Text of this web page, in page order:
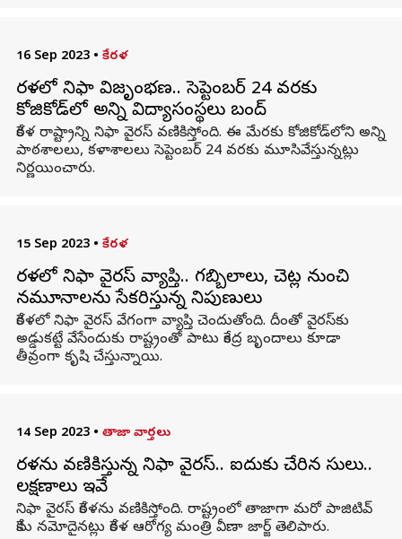
16 Sep 2023 • కేరళ
కేరళలో నిఫా విజృంభణ.. సెప్టెంబర్ 24 వరకు
కోజికోడ్‌లో అన్ని విద్యాసంస్థలు బంద్
కేరళ రాష్ట్రాన్ని నిఫా వైరస్ వణికిస్తోంది. ఈ మేరకు కోజికోడ్‌లోని అన్ని
పాఠశాలలు, కళాశాలలు సెప్టెంబర్ 24 వరకు మూసివేస్తున్నట్లు
నిర్ణయించారు.
15 Sep 2023 • కేరళ
కేరళలో నిఫా వైరస్ వ్యాప్తి.. గబ్బిలాలు, చెట్ల నుంచి
నమూనాలను సేకరిస్తున్న నిపుణులు
కేరళలో నిఫా వైరస్ వేగంగా వ్యాప్తి చెందుతోంది. దీంతో వైరస్‌కు
అడ్డుకట్టే వేసేందుకు రాష్ట్రంతో పాటు కేంద్ర బృందాలు కూడా
తీవ్రంగా కృషి చేస్తున్నాయి.
14 Sep 2023 • తాజా వార్తలు
కేరళను వణికిస్తున్న నిఫా వైరస్.. ఐదుకు చేరిన కేసులు..
లక్షణాలు ఇవే
నిఫా వైరస్ కేరళను వణికిస్తోంది. రాష్ట్రంలో తాజాగా మరో పాజిటివ్
కేసు నమోదైనట్లు కేరళ ఆరోగ్య మంత్రి వీణా జార్జ్ తెలిపారు.